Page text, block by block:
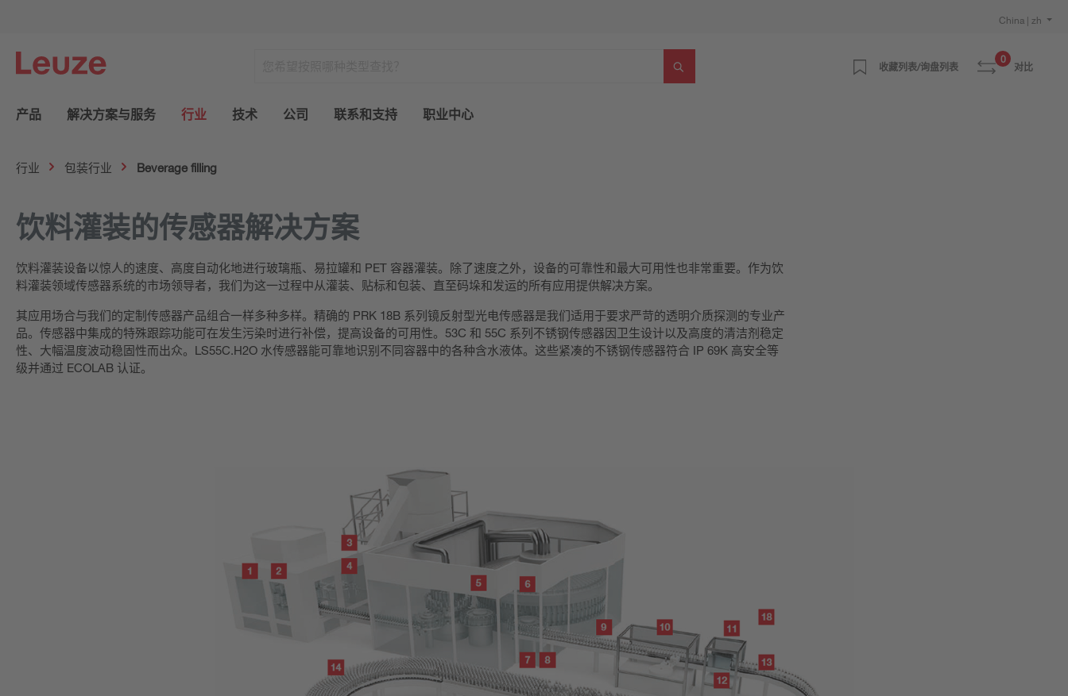
China | zh
收藏列表/询盘列表
0
对比
产品 解决方案与服务 行业 技术 公司 联系和支持 职业中心
行业 包装行业 Beverage filling
饮料灌装的传感器解决方案
饮料灌装设备以惊人的速度、高度自动化地进行玻璃瓶、易拉罐和 PET 容器灌装。除了速度之外，设备的可靠性和最大可用性也非常重要。作为饮
料灌装领域传感器系统的市场领导者，我们为这一过程中从灌装、贴标和包装、直至码垛和发运的所有应用提供解决方案。
其应用场合与我们的定制传感器产品组合一样多种多样。精确的 PRK 18B 系列镜反射型光电传感器是我们适用于要求严苛的透明介质探测的专业产
品。传感器中集成的特殊跟踪功能可在发生污染时进行补偿，提高设备的可用性。53C 和 55C 系列不锈钢传感器因卫生设计以及高度的清洁剂稳定
性、大幅温度波动稳固性而出众。LS55C.H2O 水传感器能可靠地识别不同容器中的各种含水液体。这些紧凑的不锈钢传感器符合 IP 69K 高安全等
级并通过 ECOLAB 认证。